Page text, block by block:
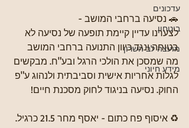
עדכונים
ביטחון
מועצה לב השרון
מידע חיוני
🚗 נסיעה ברחבי המושב -
לצערנו עדיין קיימת תופעה של נסיעה לא
בטוחה ונגד כיוון התנועה ברחבי המושב
מה שמסכן את הולכי הרגל ובע"ח. מבקשים
לגלות אחריות אישית וסביבתית ולנהוג ע"פ
החוק. נסיעה בניגוד לחוק מסכנת חיים!
♻️ איסוף פח כתום - יאסף מחר 21.5 כרגיל.